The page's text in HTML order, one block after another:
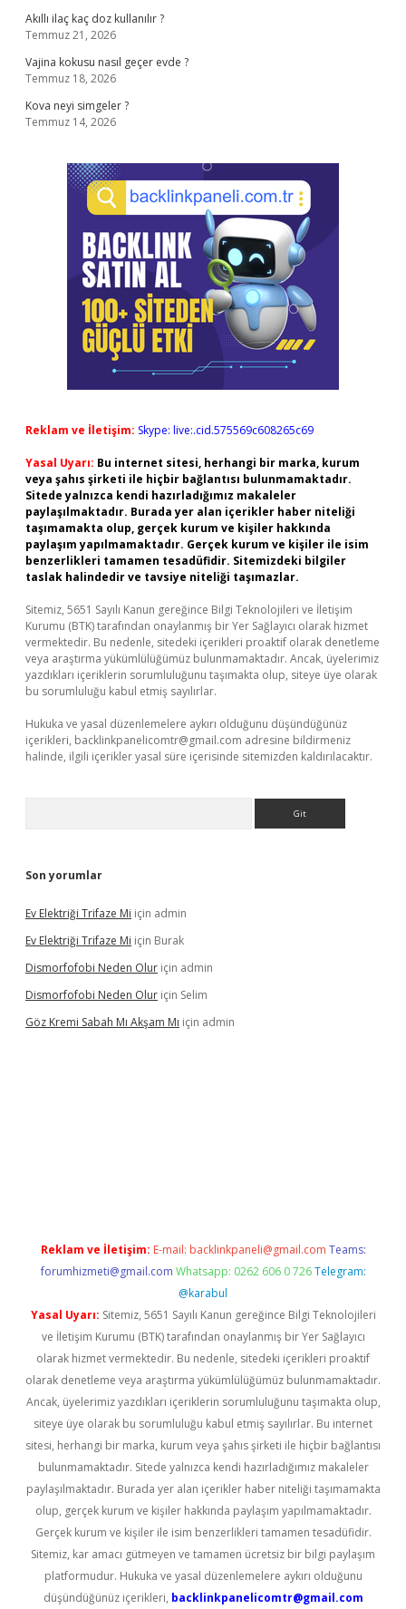
Akıllı ilaç kaç doz kullanılır ?
Temmuz 21, 2026
Vajina kokusu nasıl geçer evde ?
Temmuz 18, 2026
Kova neyi simgeler ?
Temmuz 14, 2026
Reklam ve İletişim: Skype: live:.cid.575569c608265c69
Yasal Uyarı: Bu internet sitesi, herhangi bir marka, kurum
veya şahıs şirketi ile hiçbir bağlantısı bulunmamaktadır.
Sitede yalnızca kendi hazırladığımız makaleler
paylaşılmaktadır. Burada yer alan içerikler haber niteliği
taşımamakta olup, gerçek kurum ve kişiler hakkında
paylaşım yapılmamaktadır. Gerçek kurum ve kişiler ile isim
benzerlikleri tamamen tesadüfidir. Sitemizdeki bilgiler
taslak halindedir ve tavsiye niteliği taşımazlar.
Sitemiz, 5651 Sayılı Kanun gereğince Bilgi Teknolojileri ve İletişim
Kurumu (BTK) tarafından onaylanmış bir Yer Sağlayıcı olarak hizmet
vermektedir. Bu nedenle, sitedeki içerikleri proaktif olarak denetleme
veya araştırma yükümlülüğümüz bulunmamaktadır. Ancak, üyelerimiz
yazdıkları içeriklerin sorumluluğunu taşımakta olup, siteye üye olarak
bu sorumluluğu kabul etmiş sayılırlar.
Hukuka ve yasal düzenlemelere aykırı olduğunu düşündüğünüz
içerikleri, backlinkpanelicomtr@gmail.com adresine bildirmeniz
halinde, ilgili içerikler yasal süre içerisinde sitemizden kaldırılacaktır.
Son yorumlar
Ev Elektriği Trifaze Mi için admin
Ev Elektriği Trifaze Mi için Burak
Dismorfofobi Neden Olur için admin
Dismorfofobi Neden Olur için Selim
Göz Kremi Sabah Mı Akşam Mı için admin
Reklam ve İletişim: E-mail: backlinkpaneli@gmail.com Teams:
forumhizmeti@gmail.com Whatsapp: 0262 606 0 726 Telegram:
@karabul
Yasal Uyarı: Sitemiz, 5651 Sayılı Kanun gereğince Bilgi Teknolojileri
ve İletişim Kurumu (BTK) tarafından onaylanmış bir Yer Sağlayıcı
olarak hizmet vermektedir. Bu nedenle, sitedeki içerikleri proaktif
olarak denetleme veya araştırma yükümlülüğümüz bulunmamaktadır.
Ancak, üyelerimiz yazdıkları içeriklerin sorumluluğunu taşımakta olup,
siteye üye olarak bu sorumluluğu kabul etmiş sayılırlar. Bu internet
sitesi, herhangi bir marka, kurum veya şahıs şirketi ile hiçbir bağlantısı
bulunmamaktadır. Sitede yalnızca kendi hazırladığımız makaleler
paylaşılmaktadır. Burada yer alan içerikler haber niteliği taşımamakta
olup, gerçek kurum ve kişiler hakkında paylaşım yapılmamaktadır.
Gerçek kurum ve kişiler ile isim benzerlikleri tamamen tesadüfidir.
Sitemiz, kar amacı gütmeyen ve tamamen ücretsiz bir bilgi paylaşım
platformudur. Hukuka ve yasal düzenlemelere aykırı olduğunu
düşündüğünüz içerikleri, backlinkpanelicomtr@gmail.com